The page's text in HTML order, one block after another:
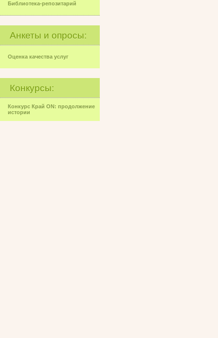
Библиотека-репозитарий
Анкеты и опросы:
Оценка качества услуг
Конкурсы:
Конкурс Край ON: продолжение
истории